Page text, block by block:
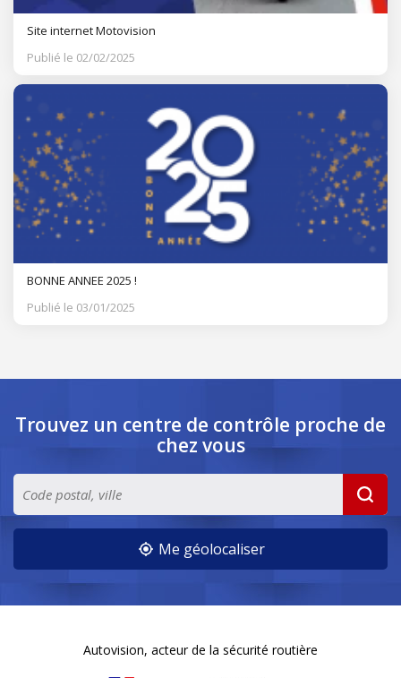
Site internet Motovision
Publié le 02/02/2025
BONNE ANNEE 2025 !
Publié le 03/01/2025
Trouvez un centre de contrôle proche de
chez vous
Me géolocaliser
Autovision, acteur de la sécurité routière